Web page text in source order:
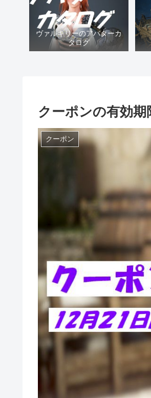
ヴァルキリーのアバターカ
タログ
クーポンの有効期
クーポン